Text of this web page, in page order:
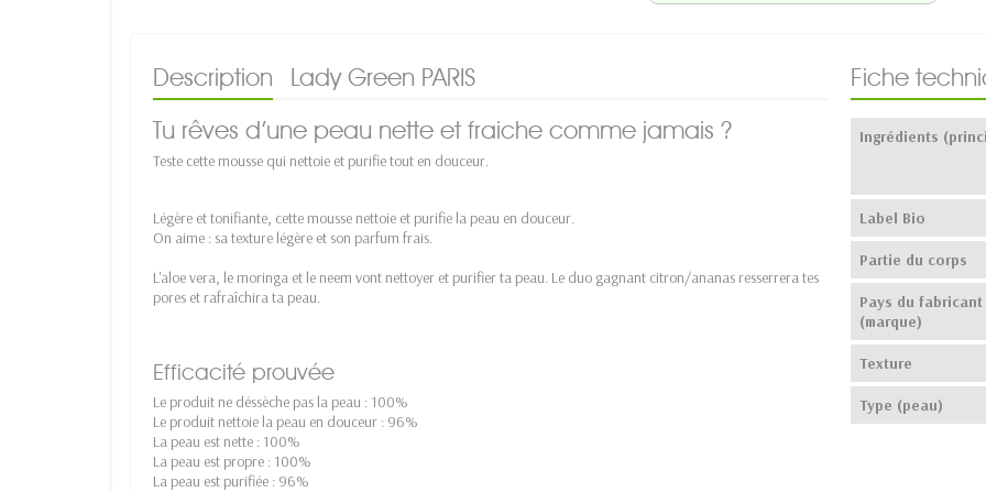
Description
Lady Green PARIS
Tu rêves d’une peau nette et fraiche comme jamais ?
Teste cette mousse qui nettoie et purifie tout en douceur.
Légère et tonifiante, cette mousse nettoie et purifie la peau en douceur.
On aime : sa texture légère et son parfum frais.
L'aloe vera, le moringa et le neem vont nettoyer et purifier ta peau. Le duo gagnant citron/ananas resserrera tes
pores et rafraîchira ta peau.
Efficacité prouvée
Le produit ne déssèche pas la peau : 100%
Le produit nettoie la peau en douceur : 96%
La peau est nette : 100%
La peau est propre : 100%
La peau est purifiée : 96%
Fiche
Ingrédients
Label Bio
Partie du corps
Pays du fabricant
(marque)
Texture
Type (peau)